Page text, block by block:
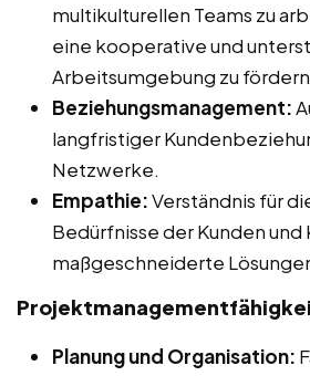
multikulturellen Teams zu
eine kooperative und
Arbeitsumgebung zu
Beziehungsmanagement:
langfristiger
Netzwerke.
Empathie:Verständnis für
Bedürfnisse der Kunden und
maßgeschneiderte
Planung und Organisation: